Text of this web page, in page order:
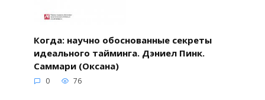
Когда: научно обоснованные секреты
идеального тайминга. Дэниел Пинк.
Саммари (Оксана)
0 76